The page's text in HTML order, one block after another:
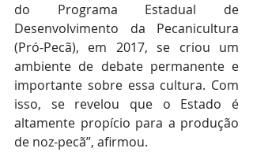
do Programa Estadual de
Desenvolvimento da Pecanicultura
(Pró-Pecã), em 2017, se criou um
ambiente de debate permanente e
importante sobre essa cultura. Com
isso, se revelou que o Estado é
altamente propício para a produção
de noz-pecã”, afirmou.